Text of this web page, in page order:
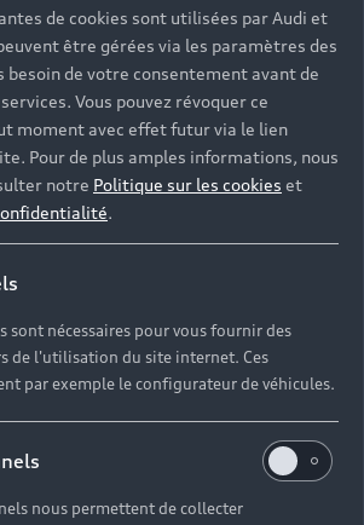
de cookies sont utilisées par Audi et
être gérées via les paramètres des
besoin de votre consentement avant de
Vous pouvez révoquer ce
moment avec effet futur via le lien
Pour de plus amples informations, nous
notre Politique sur les cookies et
.
sont nécessaires pour vous fournir des
de l'utilisation du site internet. Ces
par exemple le configurateur de véhicules.
nous permettent de collecter